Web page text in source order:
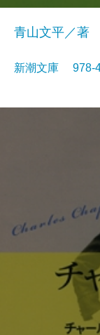
青山文平／著
新潮文庫 978-